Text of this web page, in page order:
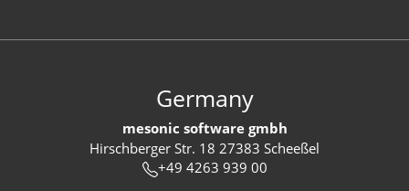
Germany
mesonic software gmbh
Hirschberger Str. 18 27383 Scheeßel
+49 4263 939 00